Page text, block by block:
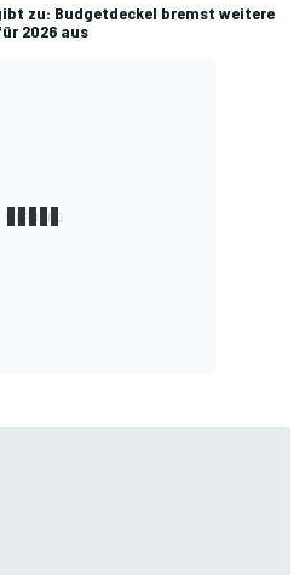
zu: Budgetdeckel bremst weitere
2026 aus